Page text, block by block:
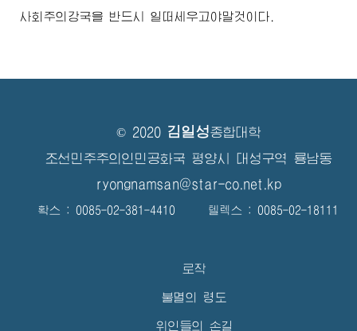
사회주의강국을 반드시 일떠세우고야말것이다.
© 2020 김일성종합대학
조선민주주의인민공화국 평양시 대성구역 룡남동
ryongnamsan@star-co.net.kp
확스 : 0085-02-381-4410 텔렉스 : 0085-02-18111
로작
불멸의 령도
위인들의 손길